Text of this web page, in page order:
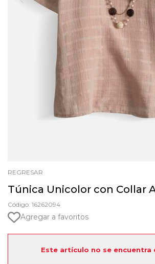
REGRESAR
Túnica Unicolor con Collar
Código: 16262094
Agregar a favoritos
Este artículo no se encuentra